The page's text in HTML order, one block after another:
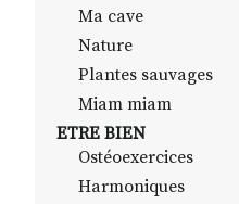
Ma cave
Nature
Plantes sauvages
Miam miam
ETRE BIEN
Ostéoexercices
Harmoniques